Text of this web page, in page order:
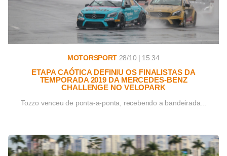
MOTORSPORT 28/10 | 15:34
ETAPA CAÓTICA DEFINIU OS FINALISTAS DA
TEMPORADA 2019 DA MERCEDES-BENZ
CHALLENGE NO VELOPARK
Tozzo venceu de ponta-a-ponta, recebendo a bandeirada...